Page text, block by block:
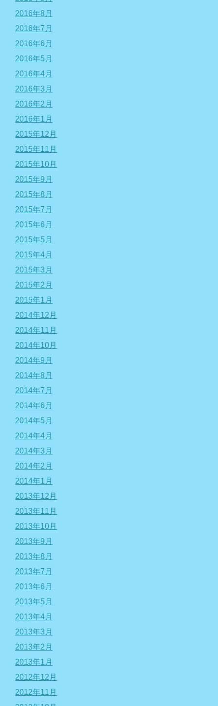
2016年8月
2016年7月
2016年6月
2016年5月
2016年4月
2016年3月
2016年2月
2016年1月
2015年12月
2015年11月
2015年10月
2015年9月
2015年8月
2015年7月
2015年6月
2015年5月
2015年4月
2015年3月
2015年2月
2015年1月
2014年12月
2014年11月
2014年10月
2014年9月
2014年8月
2014年7月
2014年6月
2014年5月
2014年4月
2014年3月
2014年2月
2014年1月
2013年12月
2013年11月
2013年10月
2013年9月
2013年8月
2013年7月
2013年6月
2013年5月
2013年4月
2013年3月
2013年2月
2013年1月
2012年12月
2012年11月